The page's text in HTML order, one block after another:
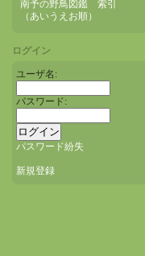
南予の野鳥図鑑 索引
（あいうえお順）
ログイン
ユーザ名:
パスワード:
パスワード紛失
新規登録